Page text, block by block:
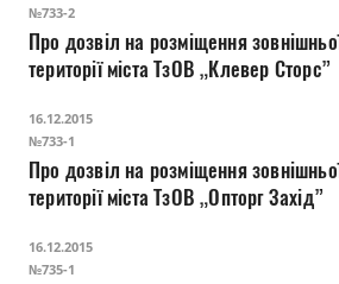
№733-2
Про дозвіл на розміщення
території міста ТзОВ „Клевер Сторс”
16.12.2015
№733-1
Про дозвіл на розміщення зовнішньої реклами на
території міста ТзОВ „Опторг Захід”
16.12.2015
№735-1